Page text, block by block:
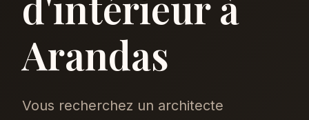
Arandas
Vous recherchez un architecte